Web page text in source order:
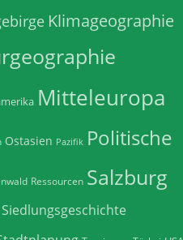
Klimageographie
Mitteleuropa
Ostasien Pazifik Politische
Ressourcen Salzburg
Siedlungsgeschichte